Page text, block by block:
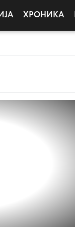
ХРОНИКА